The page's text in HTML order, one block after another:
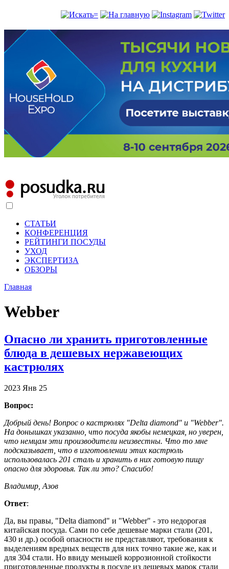
СТАТЬИ
КОНФЕРЕНЦИЯ
РЕЙТИНГИ ПОСУДЫ
УХОД
ЭКСПЕРТИЗА
ОБЗОРЫ
Главная
Webber
Опасно ли хранить приготовленные
блюда в дешевых нержавеющих
кастрюлях
2023 Янв 25
Вопрос:
Добрый день! Вопрос о кастрюлях "Delta diamond" и "Webber".
На донышках указанно, что посуда якобы немецкая, но уверен,
что немцам эти производители неизвестны. Что то мне
подсказывает, что в изготовлении этих кастрюль
использовалась 201 сталь и хранить в них готовую пищу
опасно для здоровья. Так ли это? Спасибо!
Владимир, Азов
Ответ:
Да, вы правы, "Delta diamond" и "Webber" - это недорогая
китайская посуда. Сами по себе дешевые марки стали (201,
430 и др.) особой опасности не представляют, требования к
выделениям вредных веществ для них точно такие же, как и
для 304 стали. Но ввиду меньшей коррозионной стойкости
приготовленные продукты в посуде из дешевых марок стали